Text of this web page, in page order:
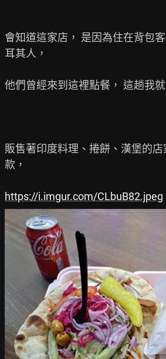
會知道這家店， 是因為住在背包
耳其人，
他們曾經來到這裡點餐， 這趟我就
販售著印度料理、捲餅、漢堡的
款，
https://i.imgur.com/CLbuB82.jpeg